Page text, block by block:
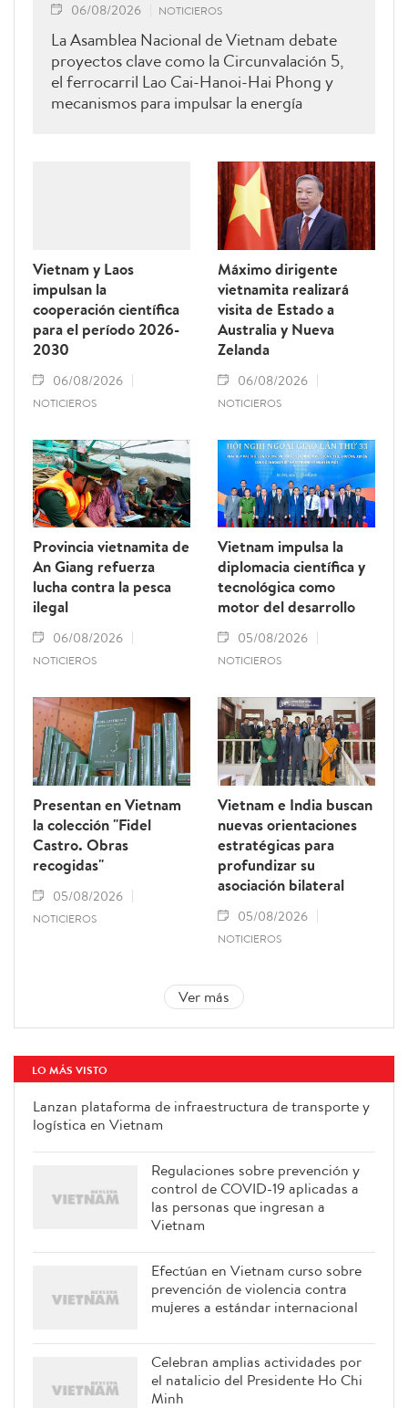
06/08/2026 NOTICIEROS
La Asamblea Nacional de Vietnam debate
proyectos clave como la Circunvalación 5,
el ferrocarril Lao Cai-Hanoi-Hai Phong y
mecanismos para impulsar la energía
Vietnam y Laos
impulsan la
cooperación científica
para el período 2026-
2030
06/08/2026
NOTICIEROS
Máximo dirigente
vietnamita realizará
visita de Estado a
Australia y Nueva
Zelanda
06/08/2026
NOTICIEROS
Provincia vietnamita de
An Giang refuerza
lucha contra la pesca
ilegal
06/08/2026
NOTICIEROS
Vietnam impulsa la
diplomacia científica y
tecnológica como
motor del desarrollo
05/08/2026
NOTICIEROS
Presentan en Vietnam
la colección "Fidel
Castro. Obras
recogidas"
05/08/2026
NOTICIEROS
Vietnam e India buscan
nuevas orientaciones
estratégicas para
profundizar su
asociación bilateral
05/08/2026
NOTICIEROS
Ver más
LO MÁS VISTO
Lanzan plataforma de
infraestructura de transporte y
Regulaciones sobre prevención y
control de COVID-19 aplicadas a
Efectúan en Vietnam curso sobre
mujeres a estándar internacional
Celebran amplias actividades por